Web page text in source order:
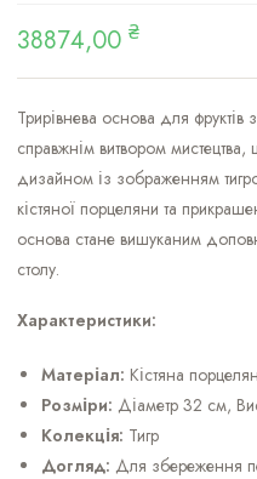
38874,00 ₴
Трирівнева основа для
справжнім витвором
дизайном із зображенням
кістяної порцеляни та
основа стане вишуканим
столу.
Характеристики:
Матеріал: Кістяна
Розміри: Діаметр 32 см,
Колекція: Тигр
Догляд: Для збереження